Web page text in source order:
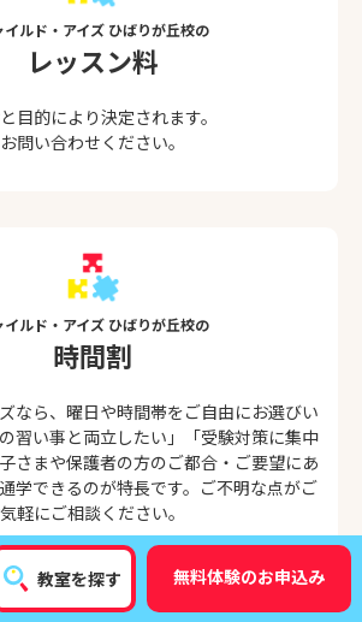
教室を探す 無料体験のお申込み
イルド・アイズ ひばりが丘校の
レッスン料
目的により決定されます。
問い合わせください。
イルド・アイズ ひばりが丘校の
時間割
なら、曜日や時間帯をご自由にお選びい
習い事と両立したい」「受験対策に集中
さまや保護者の方のご都合・ご要望にあ
学できるのが特長です。ご不明な点がご
軽にご相談ください。
水